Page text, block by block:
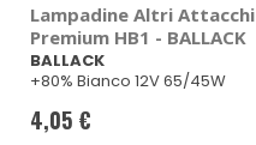
Lampadine Altri Attacchi
Premium HB1 - BALLACK
BALLACK
+80% Bianco 12V 65/45W
4,05 €